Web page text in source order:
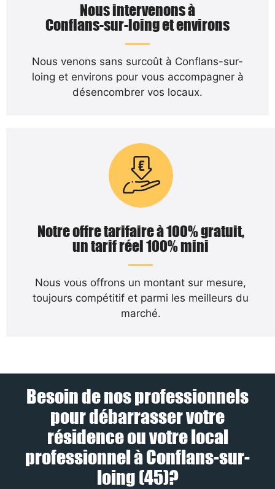
Nous intervenons à
Conflans-sur-loing et environs
Nous venons sans surcoût à Conflans-sur-
loing et environs pour vous accompagner à
désencombrer vos locaux.
Notre offre tarifaire à 100% gratuit,
un tarif réel 100% mini
Nous vous offrons un montant sur mesure,
toujours compétitif et parmi les meilleurs du
marché.
Besoin de nos professionnels
pour débarrasser votre
résidence ou votre local
professionnel à Conflans-sur-
loing (45)?